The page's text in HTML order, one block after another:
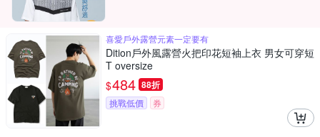
喜愛戶外露營元素一定要有
Dition戶外風露營火把印花短袖上衣 男女可穿短
T oversize
$484 88折
挑戰低價 券